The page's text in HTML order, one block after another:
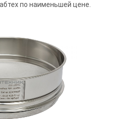
по наименьшей цене.